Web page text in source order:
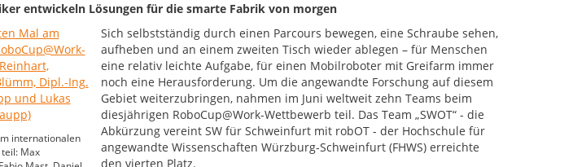
entwickeln Lösungen für die smarte Fabrik von morgen
internationalen
Max
Sich selbstständig durch einen Parcours bewegen, eine Schraube sehen,
aufheben und an einem zweiten Tisch wieder ablegen – für Menschen
eine relativ leichte Aufgabe, für einen Mobilroboter mit Greifarm immer
noch eine Herausforderung. Um die angewandte Forschung auf diesem
Gebiet weiterzubringen, nahmen im Juni weltweit zehn Teams beim
diesjährigen RoboCup@Work-Wettbewerb teil. Das Team „SWOT“ - die
Abkürzung vereint SW für Schweinfurt mit robOT - der Hochschule für
angewandte Wissenschaften Würzburg-Schweinfurt (FHWS) erreichte
den vierten Platz.